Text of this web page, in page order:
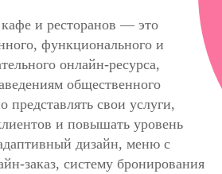
и ресторанов — это
функционального и
онлайн‑ресурса,
общественного
представлять свои услуги,
и повышать уровень
дизайн, меню с
систему бронирования